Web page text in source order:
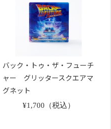
バック・トゥ・ザ・フューチ
ャー グリッタースクエアマ
グネット
¥1,700（税込）